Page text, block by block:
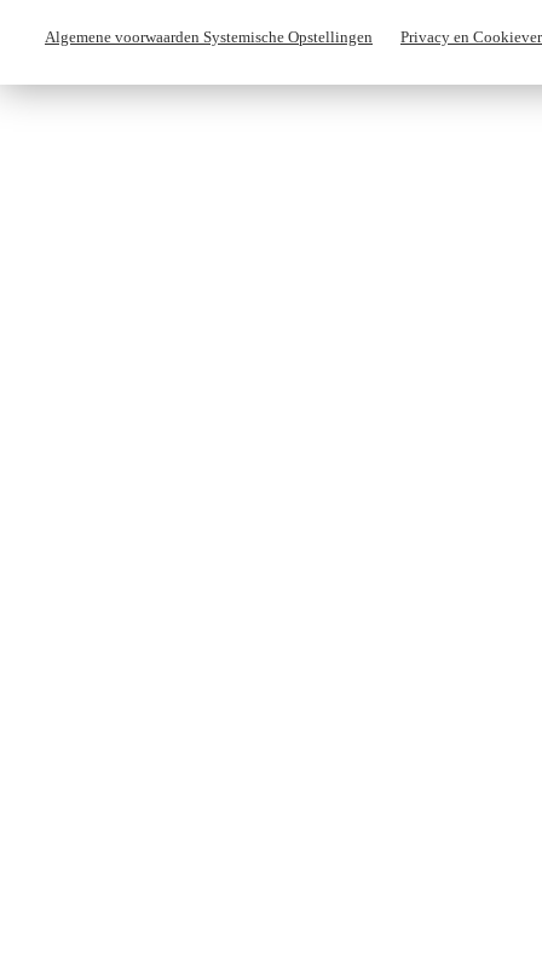
Algemene voorwaarden Systemische Opstellingen Privacy en